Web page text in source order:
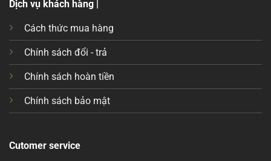
Dịch vụ khách hàng |
Cách thức mua hàng
Chính sách đổi - trả
Chính sách hoàn tiền
Chính sách bảo mật
Cutomer service